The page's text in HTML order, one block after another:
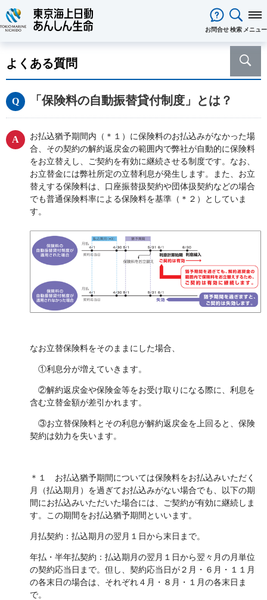
お問合せ検索 メニュー
保険商品から選ぶ
心配ごとから選ぶ
保険の基礎知識
インターネットでご加入いただけ
る保険商品
法人向け保険商品
ご相談・ご契約の流れ 申込方法の違い
資料請求
医療保険
メディカルＫｉｔ ＮＥＯ
メディカルＫｉｔ Ｒ
あんしん治療サポート保険
あんしん治療サポート保険R
メディカルＫｉｔエール
メディカルＫｉｔエールＲ
がん保険
あんしんがん治療保険
がん診断保険Ｒ
死亡保険（終身保険・定期保険）
長生き支援終身
スマートあんしん定期
あんしん夢終身
終身保険
定期保険
家計保障・就業不能保障
家計保障定期保険ＮＥＯ
あんしん就業不能保障保険
介護年金保険
あんしんねんきん介護
あんしんねんきん介護Ｒ
5年ごと利差配当付こども保険
個人年金保険
個人年金保険
マーケットリンク
ご契約者様
ご契約者様TOPへ
重要なお知らせ
サービス
各種お手続き
保険金・給付金・満期金・年金等
契約内容／登録情報の確認・変更
契約者貸付の利用・返済
発行
変額保険・変額年金保険固有のお
総合福祉団体定期保険のお手続き
ライフイベントごとのお手続き
急な資金が必要なとき
子どもが生まれるとき
子どもが独立・就職するとき
転職・退職するとき
離婚するとき
法人のお客様
企業のライフステージごとに必要
な準備とは？
経営者の皆様向け商品
従業員の皆様向け商品
あんしん生命についてTOPへ
東京海上グループについて
会社情報
お客様をがんからお守りする運動
サステナビリティ
採用情報
保険金等の適切なお支払いに向け
た取組み
あんしん解体新書
ライフパートナーについて
資料請求
よくある質問
東京海上ホールディングス
よくある質問
「保険料の自動振替貸付制度」とは？
お払込猶予期間内（＊１）に保険料のお払込みがなかった場
合、その契約の解約返戻金の範囲内で弊社が自動的に保険料
をお立替えし、ご契約を有効に継続させる制度です。なお、
お立替金には弊社所定の立替利息が発生します。また、お立
替えする保険料は、口座振替扱契約や団体扱契約などの場合
でも普通保険料率による保険料を基準（＊２）としていま
す。
なお立替保険料をそのままにした場合、
①利息分が増えていきます。
②解約返戻金や保険金等をお受け取りになる際に、利息を
含む立替金額が差引かれます。
③お立替保険料とその利息が解約返戻金を上回ると、保険
契約は効力を失います。
＊１ お払込猶予期間については保険料をお払込みいただく
月（払込期月）を過ぎてお払込みがない場合でも、以下の期
間にお払込みいただいた場合には、ご契約が有効に継続しま
す。この期間をお払込猶予期間といいます。
月払契約：払込期月の翌月１日から末日まで。
年払・半年払契約：払込期月の翌月１日から翌々月の月単位
の契約応当日まで。但し、契約応当日が２月・６月・１１月
の各末日の場合は、それぞれ４月・８月・１月の各末日ま
で。